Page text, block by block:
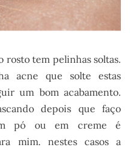
rosto tem pelinhas soltas.
acne que solte estas
um bom acabamento.
depois que faço
pó ou em creme é
mim. nestes casos a